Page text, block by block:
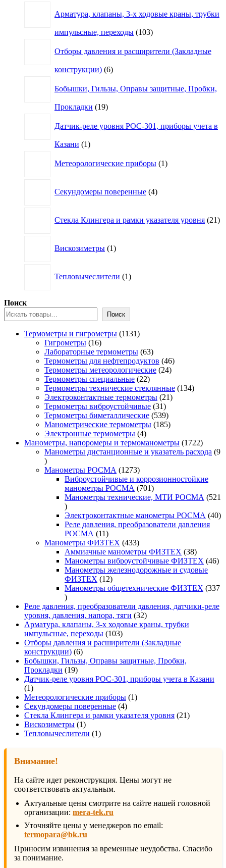
Арматура, клапаны, 3-х ходовые краны, трубки
импульсные, переходы 103103
Отборы давления и расширители (Закладные
конструкции) 66
Бобышки, Гильзы, Оправы защитные, Пробки,
Прокладки 1919
Датчик-реле уровня РОС-301, приборы учета в
Казани 11
Метеорологические приборы 1товар
Секундомеры поверенные 4товара
Стекла Клингера и рамки указателя уровня 21
Вискозиметры 1товар
Тепловычеслители 1товар
Поиск
Поиск
Термометры и гигрометры 11311131
Гигрометры 1616
товаров
Лабораторные термометры 6363
товара
Термометры для нефтепродуктов 4646
Термометры метеорологические 2424
Термометры специальные 2222
товара
Термометры технические стеклянные 134134
Электроконтактные термометры 2121
Термометры виброустойчивые 3131
товар
Термометры биметаллические 539539
товаров
Манометрические термометры 185185
Электронные термометры 44
товара
Манометры, напоромеры и термоманометры 17221722
товара
Манометры дистанционные и указатель расхода 9
9
товаров
Манометры РОСМА 12731273
товара
Виброустойчивые и коррозионностойкие
манометры РОСМА
701701
товар
Манометры технические, МТИ РОСМА
521
521
товар
Электроконтактные манометры РОСМА 4040
Реле давления, преобразователи давления
РОСМА
1111
товаров
Манометры ФИЗТЕХ 433433
товара
Аммиачные манометры ФИЗТЕХ 3838
товаров
Манометры виброустойчивые ФИЗТЕХ 4646
Манометры железнодорожные и судовые
ФИЗТЕХ
1212
товаров
Манометры общетехнические ФИЗТЕХ 337
337
товаров
Реле давления, преобразователи давления, датчики-реле
уровня, давления, напора, тяги 3232
товара
Арматура, клапаны, 3-х ходовые краны, трубки
импульсные, переходы 103103
товара
Отборы давления и расширители (Закладные
конструкции) 66
товаров
Бобышки, Гильзы, Оправы защитные, Пробки,
Прокладки
1919
товаров
Датчик-реле уровня РОС-301, приборы учета в Казани
11
товар
Метеорологические приборы 11
Секундомеры поверенные 44
товара
Стекла Клингера и рамки указателя уровня 2121
Вискозиметры 11
товар
Тепловычеслители 11
Внимание!
На сайте идет реконструкция. Цены могут не
соответствовать актуальным.
Актуальные цены смотрите на сайте нашей головной
организации: mera-tek.ru
Уточняйте цены у менеджеров по email:
termopara@bk.ru
Приносим извинения за временные неудобства. Спасибо
за понимание.